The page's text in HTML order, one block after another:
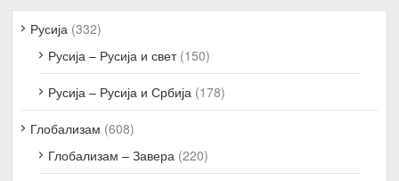
Русија (332)
Русија – Русија и свет(150)
Русија – Русија и Србија (178)
Глобализам (608)
Глобализам – Завера (220)